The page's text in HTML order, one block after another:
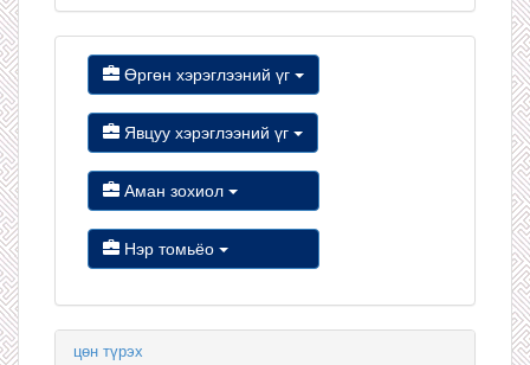
Өргөн хэрэглээний үг
Явцуу хэрэглээний үг
Аман зохиол
Нэр томьёо
цөн түрэх